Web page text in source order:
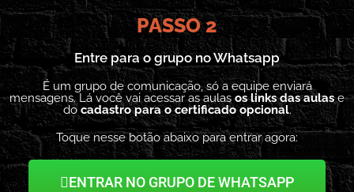
PASSO 2
Entre para o grupo no Whatsapp
É um grupo de comunicação, só a equipe enviará
mensagens. Lá você vai acessar as aulasos links das aulase
do cadastro para o certificado opcional.
Toque nesse botão abaixo para entrar agora:
ENTRAR NO GRUPO DE WHATSAPP